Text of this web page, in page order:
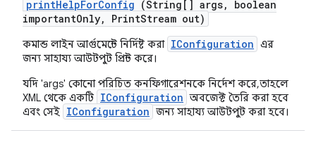
printHelpForConfig (String[] args,
boolean
importantOnly, PrintStream out)
কমান্ড লাইন আর্গুমেন্টে নির্দিষ্ট করা IConfiguration এর
জন্য সাহায্য আউটপুট প্রিন্ট করে।
যদি 'args' কোনো পরিচিত কনফিগারেশনকে নির্দেশ করে, তাহলে
XML থেকে একটি IConfiguration অবজেক্ট তৈরি করা হবে
এবং সেই IConfiguration জন্য সাহায্য আউটপুট করা হবে।